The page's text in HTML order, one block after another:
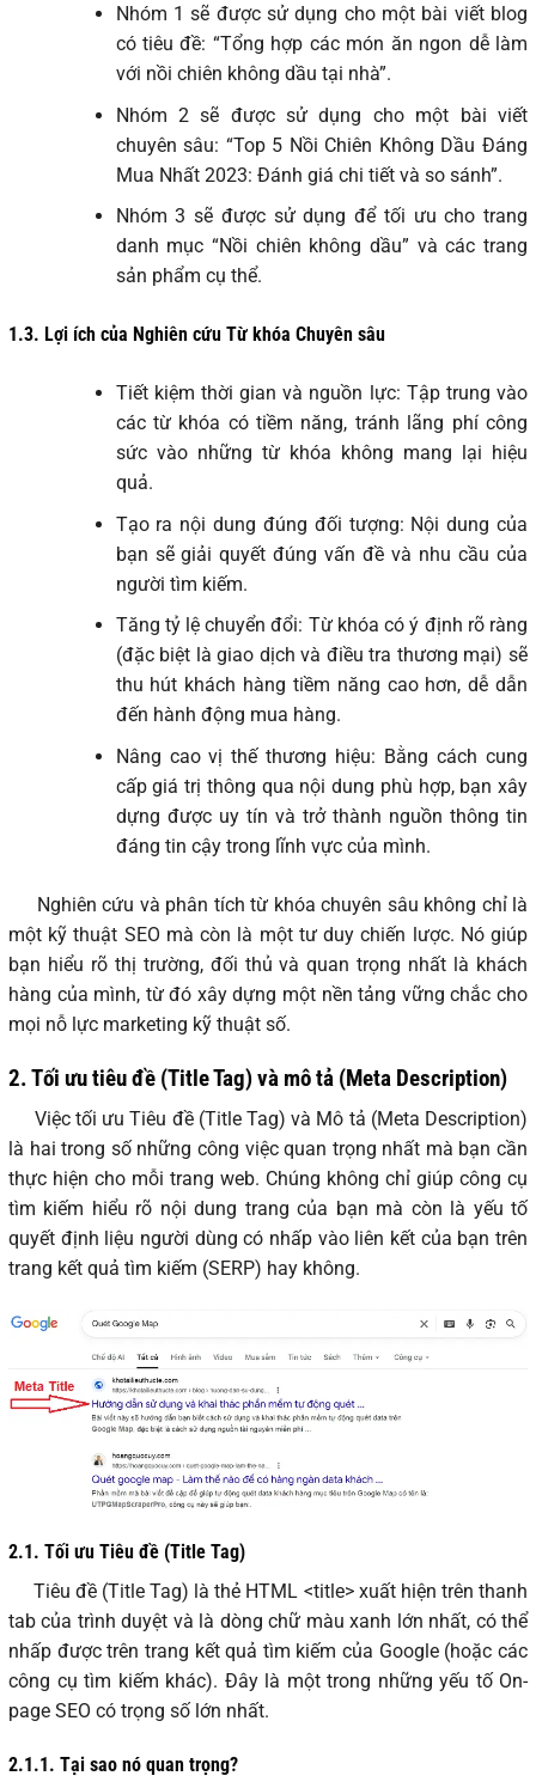
Nhóm 1 sẽ được sử dụng cho một bài viết blog
có tiêu đề: “Tổng hợp các món ăn ngon dễ làm
với nồi chiên không dầu tại nhà”.
Nhóm 2 sẽ được sử dụng cho một bài viết
chuyên sâu: “Top 5 Nồi Chiên Không Dầu Đáng
Mua Nhất 2023: Đánh giá chi tiết và so sánh”.
Nhóm 3 sẽ được sử dụng để tối ưu cho trang
danh mục “Nồi chiên không dầu” và các trang
sản phẩm cụ thể.
1.3. Lợi ích của Nghiên cứu Từ khóa Chuyên sâu
Tiết kiệm thời gian và nguồn lực: Tập trung vào
các từ khóa có tiềm năng, tránh lãng phí công
sức vào những từ khóa không mang lại hiệu
quả.
Tạo ra nội dung đúng đối tượng: Nội dung của
bạn sẽ giải quyết đúng vấn đề và nhu cầu của
người tìm kiếm.
Tăng tỷ lệ chuyển đổi: Từ khóa có ý định rõ ràng
(đặc biệt là giao dịch và điều tra thương mại) sẽ
thu hút khách hàng tiềm năng cao hơn, dễ dẫn
đến hành động mua hàng.
Nâng cao vị thế thương hiệu: Bằng cách cung
cấp giá trị thông qua nội dung phù hợp, bạn xây
dựng được uy tín và trở thành nguồn thông tin
đáng tin cậy trong lĩnh vực của mình.
Nghiên cứu và phân tích từ khóa chuyên sâu không chỉ là
một kỹ thuật SEO mà còn là một tư duy chiến lược. Nó giúp
bạn hiểu rõ thị trường, đối thủ và quan trọng nhất là khách
hàng của mình, từ đó xây dựng một nền tảng vững chắc cho
mọi nỗ lực marketing kỹ thuật số.
2.Tối ưu tiêu đề (Title Tag) và mô tả (Meta Description)
Việc tối ưu Tiêu đề (Title Tag) và Mô tả (Meta Description)
là hai trong số những công việc quan trọng nhất mà bạn cần
thực hiện cho mỗi trang web. Chúng không chỉ giúp công cụ
tìm kiếm hiểu rõ nội dung trang của bạn mà còn là yếu tố
quyết định liệu người dùng có nhấp vào liên kết của bạn trên
trang kết quả tìm kiếm (SERP) hay không.
2.1. Tối ưu Tiêu đề (Title Tag)
Tiêu đề (Title Tag) là thẻ HTML <title> xuất hiện trên thanh
tab của trình duyệt và là dòng chữ màu xanh lớn nhất, có thể
nhấp được trên trang kết quả tìm kiếm của Google (hoặc các
công cụ tìm kiếm khác). Đây là một trong những yếu tố On-
page SEO có trọng số lớn nhất.
2.1.1. Tại sao nó quan trọng?